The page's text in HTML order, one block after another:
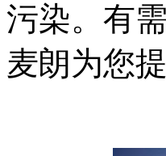
污染。有
麦朗为您